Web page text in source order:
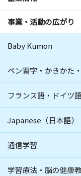
事業・活動の広がり
Baby Kumon
ペン習字・かきかた
フランス語・ドイツ
Japanese（日本語）
通信学習
学習療法・脳の健康